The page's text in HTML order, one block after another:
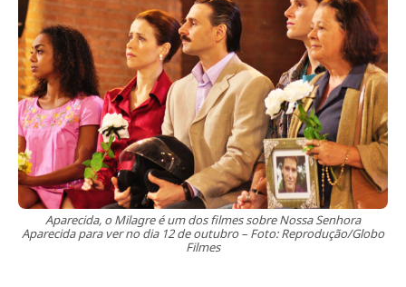
Aparecida, o Milagre é um dos filmes sobre Nossa Senhora
Aparecida para ver no dia 12 de outubro – Foto: Reprodução/Globo
Filmes